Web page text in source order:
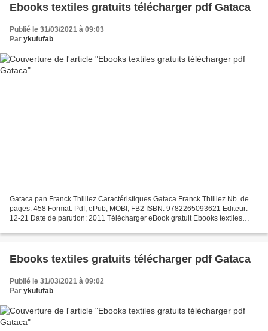
Ebooks textiles gratuits télécharger pdf Gataca
Publié le 31/03/2021 à 09:03
Par ykufufab
Gataca pan Franck Thilliez Caractéristiques Gataca Franck Thilliez Nb. de
pages: 458 Format: Pdf, ePub, MOBI, FB2 ISBN: 9782265093621 Editeur:
12-21 Date de parution: 2011 Télécharger eBook gratuit Ebooks textiles
Ebooks textiles gratuits télécharger pdf Gataca
Publié le 31/03/2021 à 09:02
Par ykufufab